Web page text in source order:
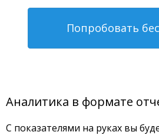
Попробовать
Аналитика в формате
С показателями на руках вы